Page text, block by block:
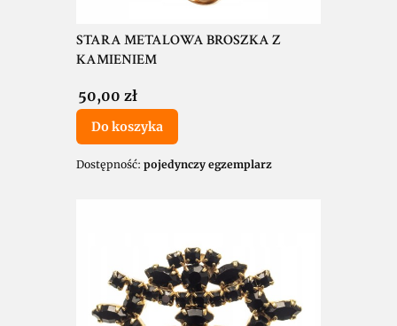
STARA METALOWA BROSZKA Z
KAMIENIEM
Cena
50,00 zł
Do koszyka
Dostępność: pojedynczy egzemplarz